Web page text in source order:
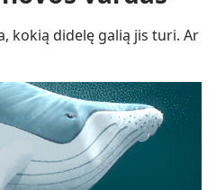
kokią didelę galią jis turi. Ar